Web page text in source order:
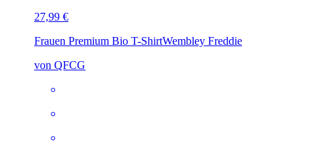
27,99 €
Frauen Premium Bio T-ShirtWembley Freddie
von QFCG